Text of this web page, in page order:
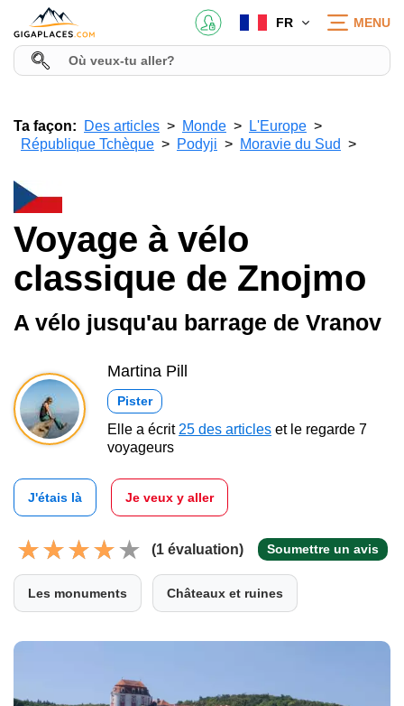
FR MENU
Ta façon: Des articles Monde
L'Europe
République Tchèque
Podyji Moravie du Sud
Voyage à vélo
classique de Znojmo
A vélo jusqu'au barrage de Vranov
Martina Pill
Pister
Elle a écrit 25 des articles et le regarde 7
voyageurs
J'étais là Je veux y aller
(1 évaluation) Soumettre un avis
Les monuments Châteaux et ruines